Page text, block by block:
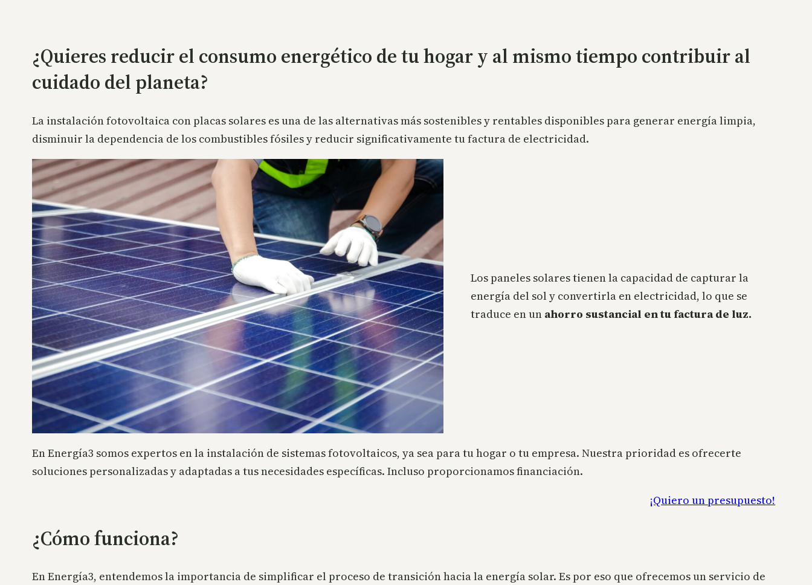
¿Quieres reducir el consumo energético de tu hogar y al mismo tiempo contribuir al
cuidado del planeta?
La instalación fotovoltaica con placas solares es una de las alternativas más sostenibles y rentables disponibles para generar energía limpia,
disminuir la dependencia de los combustibles fósiles y reducir significativamente tu factura de electricidad.
Los paneles solares tienen la capacidad de capturar la
energía del sol y convertirla en electricidad, lo que se
traduce en un ahorro sustancial en tu factura de luz.
En Energía3 somos expertos en la instalación de sistemas fotovoltaicos, ya sea para tu hogar o tu empresa. Nuestra prioridad es ofrecerte
soluciones personalizadas y adaptadas a tus necesidades específicas. Incluso proporcionamos financiación.
¡Quiero un presupuesto!
¿Cómo funciona?
En Energía3, entendemos la importancia de simplificar el proceso de transición hacia la energía solar. Es por eso que ofrecemos un servicio de